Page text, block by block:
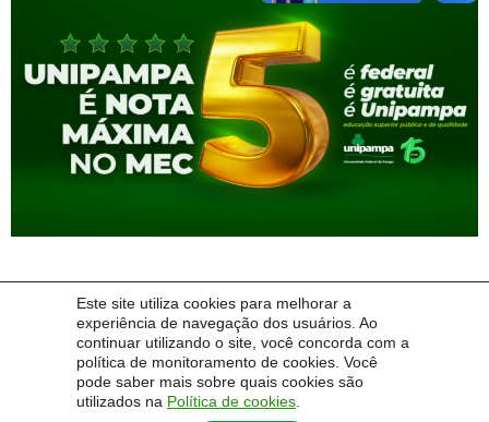
Este site utiliza cookies para melhorar a
experiência de navegação dos usuários. Ao
continuar utilizando o site, você concorda com a
política de monitoramento de cookies. Você
pode saber mais sobre quais cookies são
utilizados na Política de cookies
Próxima imagem